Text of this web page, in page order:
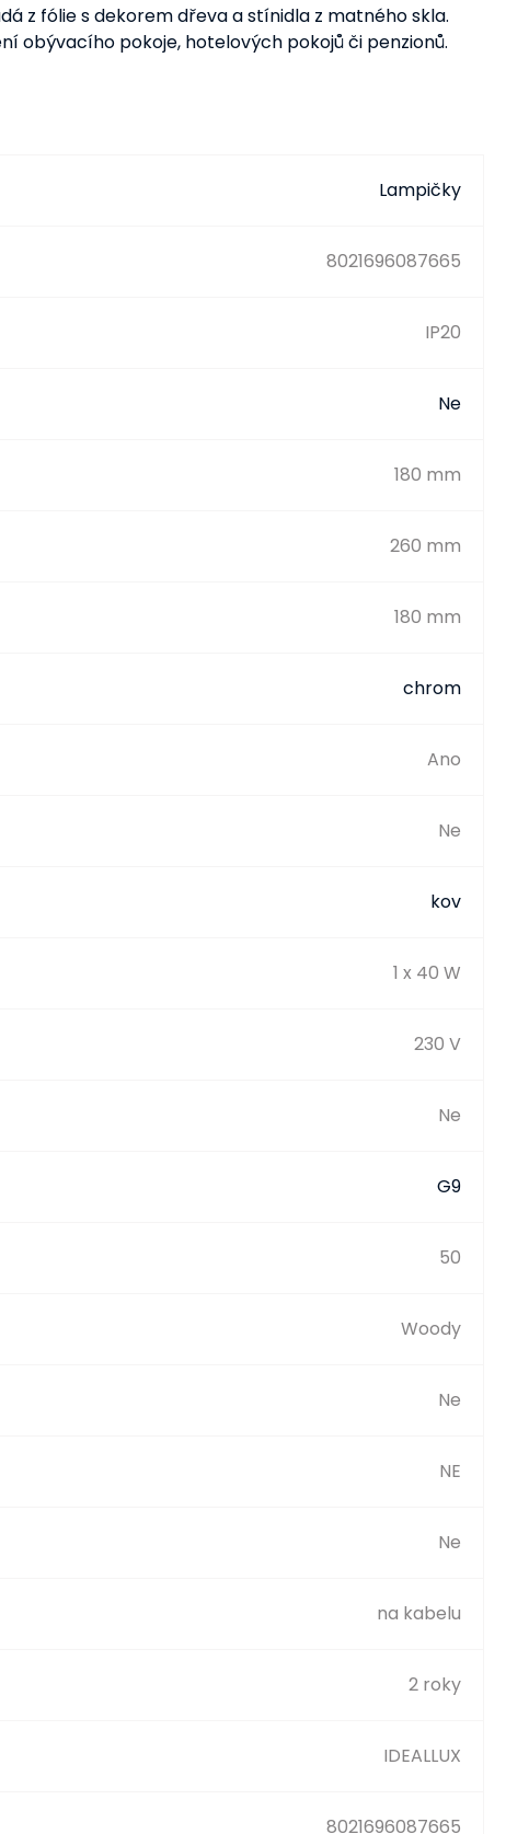
z fólie s dekorem dřeva a stínidla z matného skla.
obývacího pokoje, hotelových pokojů či penzionů.
Lampičky
8021696087665
IP20
Ne
180 mm
260 mm
180 mm
chrom
Ano
Ne
kov
1 x 40 W
230 V
Ne
G9
50
Woody
Ne
NE
Ne
na kabelu
2 roky
IDEALLUX
8021696087665